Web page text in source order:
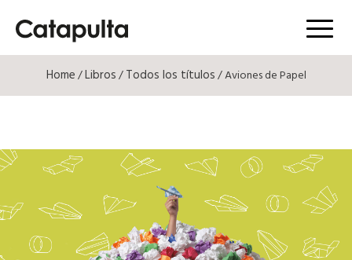
Menú
Home/Libros/Todos los títulos/ Aviones de Papel